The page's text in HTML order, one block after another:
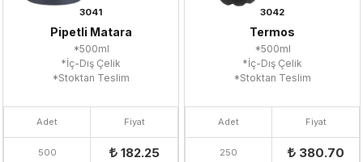
3041
Pipetli Matara
*500ml
*İç-Dış Çelik
*Stoktan Teslim
Adet Fiyat
500 182.25
3042
Termos
*500ml
*İç-Dış Çelik
*Stoktan Teslim
Adet Fiyat
250 380.70